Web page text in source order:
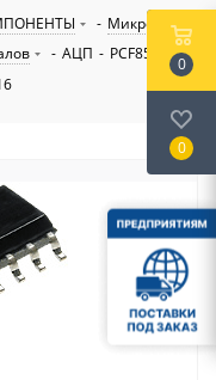
- Микросхемы
- АЦП - PCF8591T 8р
0
0